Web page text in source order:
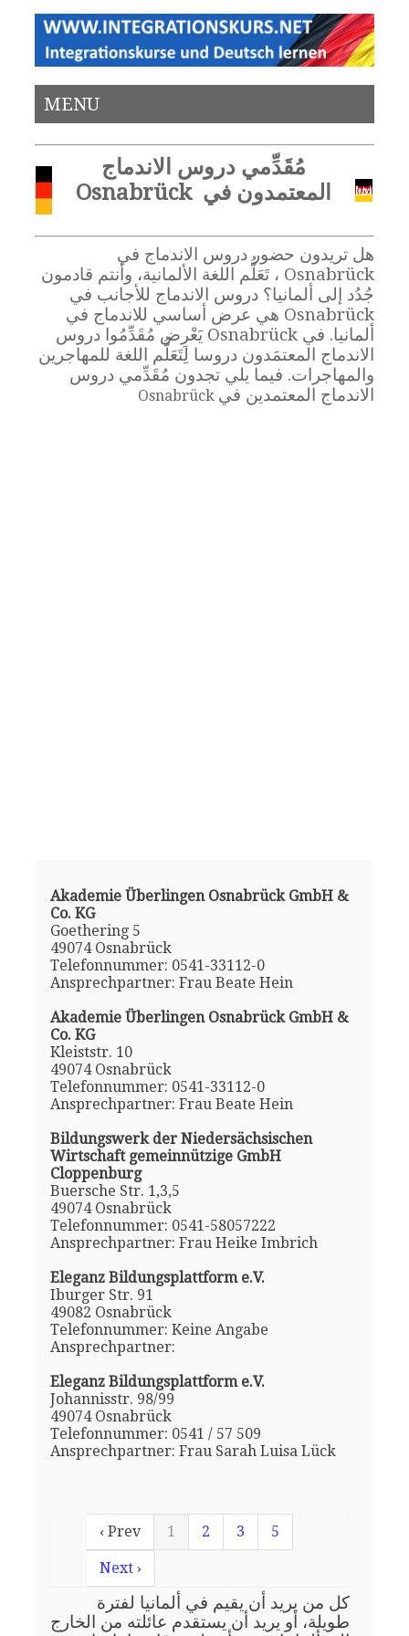
MENU
مُقَدِّمي دروس الاندماج
المعتمدون في Osnabrück
هل تريدون حضور دروس الاندماج في
Osnabrück ، تَعَلُّم اللغة الألمانية، وأنتم قادمون
جُدُد إلى ألمانيا؟ دروس الاندماج للأجانب في
Osnabrück هي عرض أساسي للاندماج في
ألمانيا. في Osnabrück يَعْرِض مُقَدِّمُوا دروس
الاندماج المعتمَدون دروسا لِتَعَلُّم اللغة للمهاجرين
والمهاجرات. فيما يلي تجدون مُقَدِّمي دروس
الاندماج المعتمدين في
Akademie Überlingen Osnabrück GmbH &
Co. KG
Goethering 5
49074 Osnabrück
Telefonnummer: 0541-33112-0
Ansprechpartner: Frau Beate Hein
Akademie Überlingen Osnabrück GmbH &
Co. KG
Kleiststr. 10
49074 Osnabrück
Telefonnummer: 0541-33112-0
Ansprechpartner: Frau Beate Hein
Bildungswerk der Niedersächsischen
Wirtschaft gemeinnützige GmbH
Cloppenburg
Buersche Str. 1,3,5
49074 Osnabrück
Telefonnummer: 0541-58057222
Ansprechpartner: Frau Heike Imbrich
Eleganz Bildungsplattform e.V.
Iburger Str. 91
49082 Osnabrück
Telefonnummer: Keine Angabe
Ansprechpartner:
Eleganz Bildungsplattform e.V.
Johannisstr. 98/99
49074 Osnabrück
Telefonnummer: 0541 / 57 509
Ansprechpartner: Frau Sarah Luisa Lück
‹ Prev 1 2 3 5
Next ›
كل من يريد أن يقيم في ألمانيا لفترة
طويلة، أو يريد أن يستقدم عائلته من الخارج